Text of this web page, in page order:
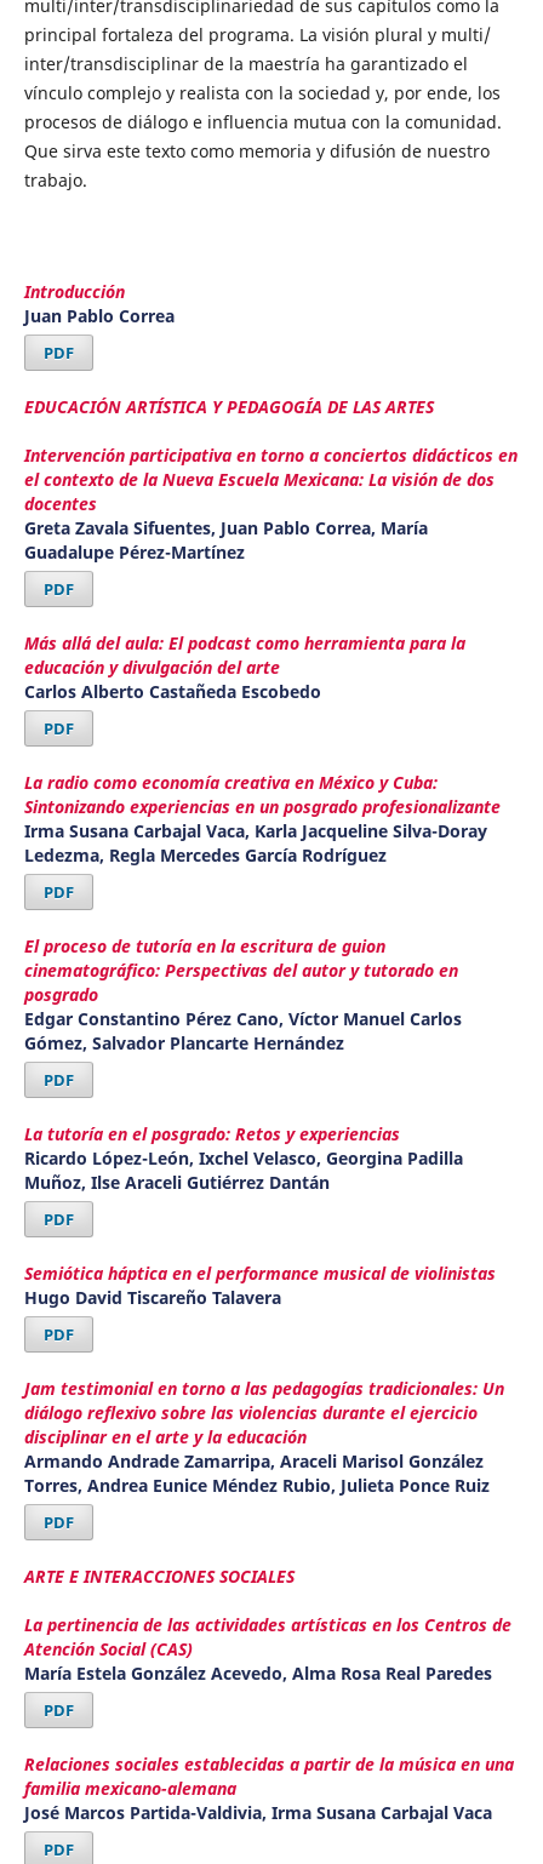
multi/inter/transdisciplinariedad de sus capítulos como la
principal fortaleza del programa. La visión plural y multi/
inter/transdisciplinar de la maestría ha garantizado el
vínculo complejo y realista con la sociedad y, por ende, los
procesos de diálogo e influencia mutua con la comunidad.
Que sirva este texto como memoria y difusión de nuestro
trabajo.
Introducción
Juan Pablo Correa
PDF
EDUCACIÓN ARTÍSTICA Y PEDAGOGÍA DE LAS ARTES
Intervención participativa en torno a conciertos didácticos en
el contexto de la Nueva Escuela Mexicana: La visión de dos
docentes
Greta Zavala Sifuentes, Juan Pablo Correa, María
Guadalupe Pérez-Martínez
PDF
Más allá del aula: El podcast como herramienta para la
educación y divulgación del arte
Carlos Alberto Castañeda Escobedo
PDF
La radio como economía creativa en México y Cuba:
Sintonizando experiencias en un posgrado profesionalizante
Irma Susana Carbajal Vaca, Karla Jacqueline Silva-Doray
Ledezma, Regla Mercedes García Rodríguez
PDF
El proceso de tutoría en la escritura de guion
cinematográfico: Perspectivas del autor y tutorado en
posgrado
Edgar Constantino Pérez Cano, Víctor Manuel Carlos
Gómez, Salvador Plancarte Hernández
PDF
La tutoría en el posgrado: Retos y experiencias
Ricardo López-León, Ixchel Velasco, Georgina Padilla
Muñoz, Ilse Araceli Gutiérrez Dantán
PDF
Semiótica háptica en el performance musical de violinistas
Hugo David Tiscareño Talavera
PDF
Jam testimonial en torno a las pedagogías tradicionales: Un
diálogo reflexivo sobre las violencias durante el ejercicio
disciplinar en el arte y la educación
Armando Andrade Zamarripa, Araceli Marisol González
Torres, Andrea Eunice Méndez Rubio, Julieta Ponce Ruiz
PDF
ARTE E INTERACCIONES SOCIALES
La pertinencia de las actividades artísticas en los Centros de
Atención Social (CAS)
María Estela González Acevedo, Alma Rosa Real Paredes
PDF
Relaciones sociales establecidas a partir de la música en una
familia mexicano-alemana
José Marcos Partida-Valdivia, Irma Susana Carbajal Vaca
PDF